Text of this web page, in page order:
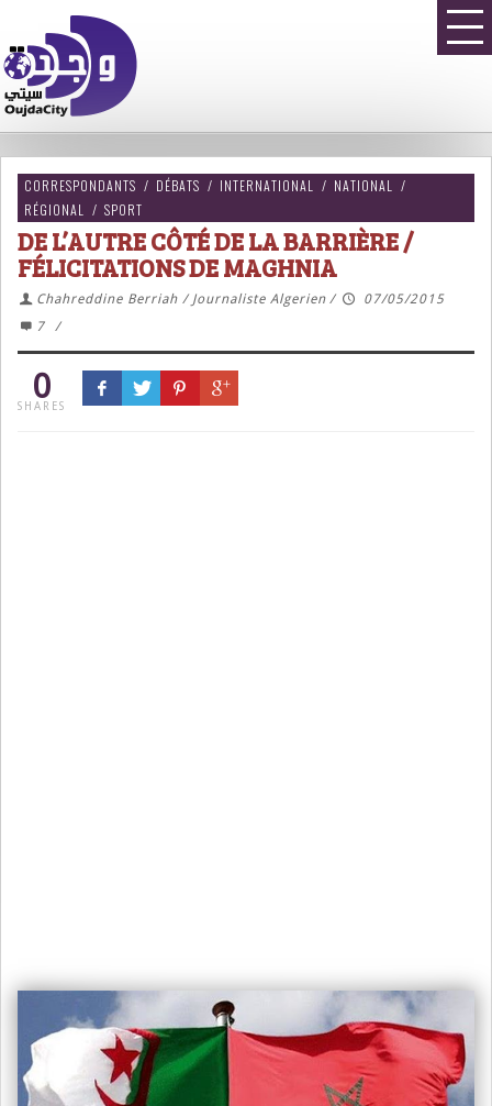
CORRESPONDANTS / DÉBATS / INTERNATIONAL / NATIONAL
/
RÉGIONAL
/ SPORT
DE L’AUTRE CÔTÉ DE LA BARRIÈRE /
FÉLICITATIONS DE MAGHNIA
Chahreddine Berriah / Journaliste Algerien /
07/05/2015
7
/
0
SHARES